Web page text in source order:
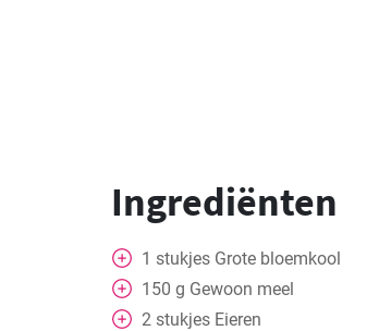
Ingrediënten
1 stukjes Grote bloemkool
150 g Gewoon meel
2 stukjes Eieren